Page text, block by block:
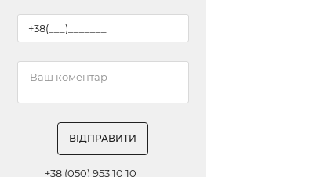
ВІДПРАВИТИ
+38 (050) 953 10 10